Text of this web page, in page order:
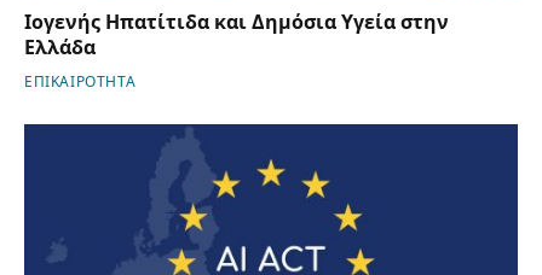
Ιογενής Ηπατίτιδα και Δημόσια Υγεία στην
Ελλάδα
ΕΠΙΚΑΙΡΟΤΗΤΑ